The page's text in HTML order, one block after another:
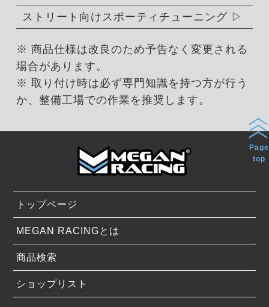
ストリート向けスポーティチューニング
※ 商品仕様は改良のため予告なく変更される
場合があります。
※ 取り付け時は必ず専門知識を持つ方が行う
か、整備工場での作業を推奨します。
トップページ
MEGAN RACINGとは
商品検索
ショップリスト
Page
top